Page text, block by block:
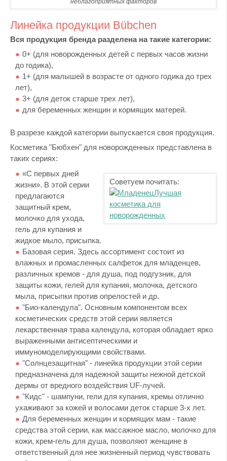
Линейка продукции Bübchen
Вся продукция бренда разделена на такие категории:
0+ (для новорожденных детей с первых часов жизни
до годика),
1+ (для малышей в возрасте от одного годика до трех
лет),
3+ (для деток старше трех лет),
для беременных женщин и кормящих матерей.
В разрезе каждой категории выпускается своя продукция.
Косметика "Бюбхен" для новорожденных представлена в
таких сериях:
Советуем почитать:
Лучшая
косметика для
новорожденных
«С первых дней
жизни». В этой серии
предлагаются
защитный крем,
молочко для ухода,
гель для купания и
жидкое мыло, присыпка.
Базовая серия. Здесь ассортимент состоит из
влажных и промасленных салфеток для младенцев,
различных кремов - для душа, под подгузник, для
защиты кожи, гелей для купания, молочка, детского
мыла, присыпки против опрелостей и др.
"Био-календула". Основным компонентом всех
косметических средств этой серии является
лекарственная трава календула, которая обладает ярко
выраженными антисептическими и
иммуномоделирующими свойствами.
"Солнцезащитная" - линейка продукции этой серии
предназначена для надежной защиты нежной детской
дермы от вредного воздействия UF-лучей.
"Кидс" - шампуни, гели для купания, кремы отлично
ухаживают за кожей и волосами деток старше 3-х лет.
Для беременных женщин и кормящих мам - такие
средства этой серии, как массажное масло, молочко для
кожи, крем-гель для душа, позволяют женщине в
ответственный для нее жизненный период чувствовать